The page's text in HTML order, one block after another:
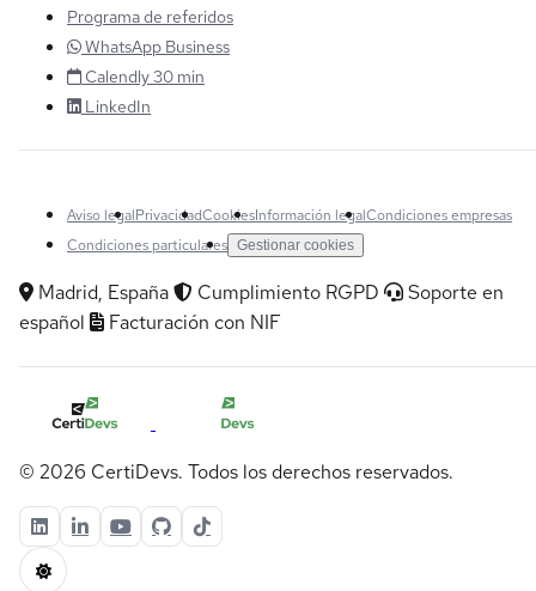
Programa de referidos
WhatsApp Business
Calendly 30 min
LinkedIn
Aviso legalPrivacidadCookiesInformación legalCondiciones empresas
Condiciones particulares Gestionar cookies
Madrid, España Cumplimiento RGPD
Soporte en
español
Facturación con NIF
© 2026 CertiDevs. Todos los derechos reservados.